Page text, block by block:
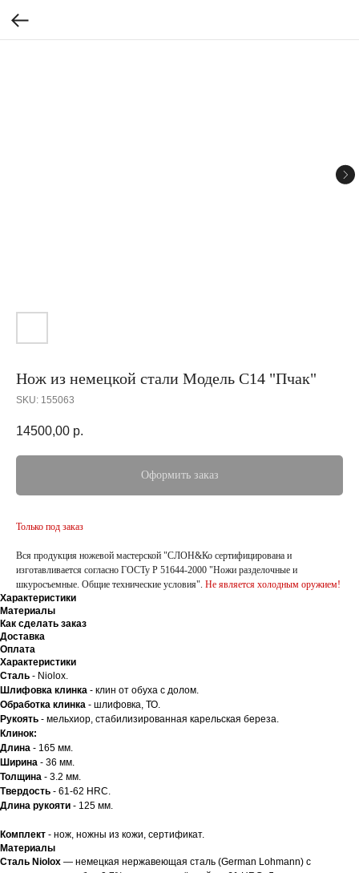
Нож из немецкой стали Модель С14 "Пчак"
SKU: 155063
14500,00 р.
Оформить заказ
Только под заказ
Вся продукция ножевой мастерской "СЛОН&Ко сертифицирована и
изготавливается согласно ГОСТу Р 51644-2000 "Ножи разделочные и
шкуросъемные. Общие технические условия". Не является холодным оружием!
Характеристики
Материалы
Как сделать заказ
Доставка
Оплата
Характеристики
Сталь - Niolox.
Шлифовка клинка - клин от обуха с долом.
Обработка клинка - шлифовка, ТО.
Рукоять - мельхиор, стабилизированная карельская береза.
Клинок:
Длина - 165 мм.
Ширина - 36 мм.
Толщина - 3.2 мм.
Твердость - 61-62 HRC.
Длина рукояти - 125 мм.
Комплект - нож, ножны из кожи, сертификат.
Материалы
Сталь Niolox — немецкая нержавеющая сталь (German Lohmann) с